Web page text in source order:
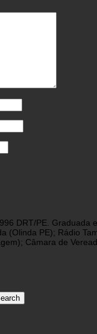
DRT/PE.
(Olinda PE); Rádio
Câmara de